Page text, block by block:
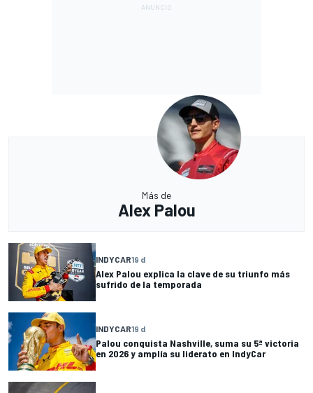
Más de
Alex Palou
INDYCAR19 d
Alex Palou explica la clave de su triunfo más
sufrido de la temporada
INDYCAR19 d
Palou conquista Nashville, suma su 5ª victoria
en 2026 y amplía su liderato en IndyCar